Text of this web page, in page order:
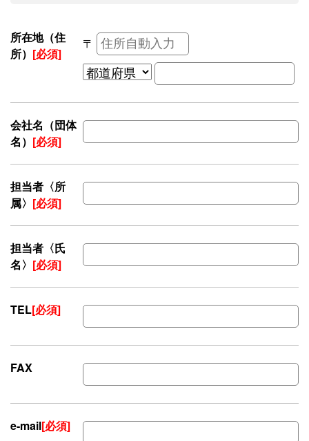
所在地（住
所） [必須]
〒
会社名（団体
名） [必須]
担当者〈所
属〉 [必須]
担当者〈氏
名〉 [必須]
TEL[必須]
FAX
e-mail[必須]